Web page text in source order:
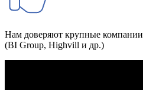
Нам доверяют крупные компании
(BI Group, Highvill и др.)